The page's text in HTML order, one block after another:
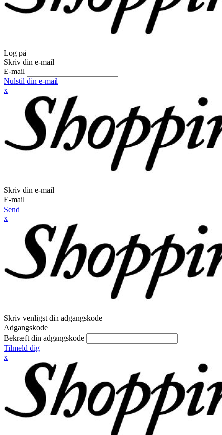
Log på
Skriv din e-mail
E-mail
Nulstil din e-mail
x
Skriv din e-mail
E-mail
Send
x
Skriv venligst din adgangskode
Adgangskode
Bekræft din adgangskode
Tilmeld dig
x